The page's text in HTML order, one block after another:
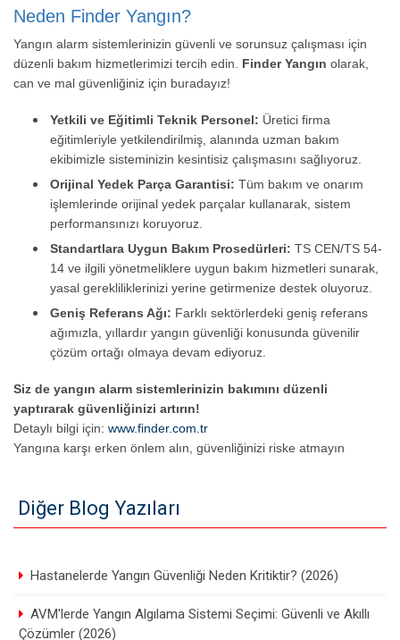
Neden Finder Yangın?
Yangın alarm sistemlerinizin güvenli ve sorunsuz çalışması için
düzenli bakım hizmetlerimizi tercih edin. Finder Yangın olarak,
can ve mal güvenliğiniz için buradayız!
Yetkili ve Eğitimli Teknik Personel: Üretici firma
eğitimleriyle yetkilendirilmiş, alanında uzman bakım
ekibimizle sisteminizin kesintisiz çalışmasını sağlıyoruz.
Orijinal Yedek Parça Garantisi: Tüm bakım ve onarım
işlemlerinde orijinal yedek parçalar kullanarak, sistem
performansınızı koruyoruz.
Standartlara Uygun Bakım Prosedürleri: TS CEN/TS 54-
14 ve ilgili yönetmeliklere uygun bakım hizmetleri sunarak,
yasal gerekliliklerinizi yerine getirmenize destek oluyoruz.
Geniş Referans Ağı: Farklı sektörlerdeki geniş referans
ağımızla, yıllardır yangın güvenliği konusunda güvenilir
çözüm ortağı olmaya devam ediyoruz.
Siz de yangın alarm sistemlerinizin bakımını düzenli
yaptırarak güvenliğinizi artırın!
Detaylı bilgi için: www.finder.com.tr
Yangına karşı erken önlem alın, güvenliğinizi riske atmayın
Diğer Blog Yazıları
Hastanelerde Yangın Güvenliği Neden Kritiktir? (2026)
AVM'lerde Yangın Algılama Sistemi Seçimi: Güvenli ve Akıllı
Çözümler (2026)